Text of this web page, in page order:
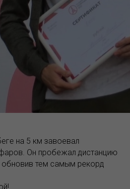
на 5 км завоевал
Он пробежал дистанцию
обновив тем самым рекорд